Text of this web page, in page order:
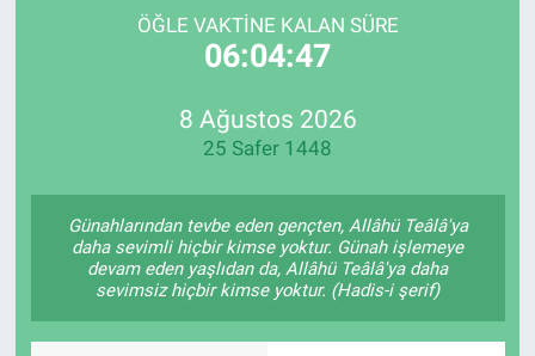
ÖĞLE VAKTINE KALAN SÜRE
06:04:47
8 Ağustos 2026
25 Safer 1448
Günahlarından tevbe eden gençten, Allâhü Teâlâ'ya
daha sevimli hiçbir kimse yoktur. Günah işlemeye
devam eden yaşlıdan da, Allâhü Teâlâ'ya daha
sevimsiz hiçbir kimse yoktur. (Hadis-i şerif)
Müzik
Sağlık
Spor
TV MEDYA
KÜLTÜR SANAT
Son Dakika Haberleri